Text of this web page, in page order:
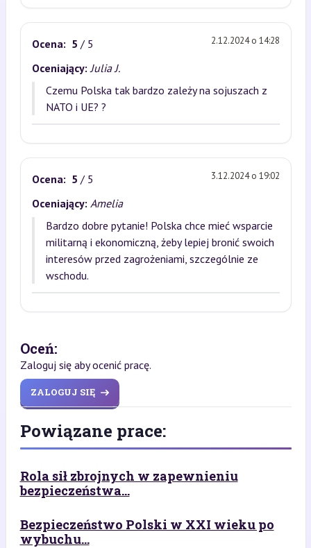
Ocena: 5 / 5 2.12.2024 o 14:28
Oceniający: Julia J.
Czemu Polska tak bardzo zależy na sojuszach z
NATO i UE? ?
Ocena: 5 / 5 3.12.2024 o 19:02
Oceniający: Amelia
Bardzo dobre pytanie! Polska chce mieć wsparcie
militarną i ekonomiczną, żeby lepiej bronić swoich
interesów przed zagrożeniami, szczególnie ze
wschodu.
Oceń:
Zaloguj się aby ocenić pracę.
ZALOGUJ SIĘ
Powiązane prace:
Rola sił zbrojnych w zapewnieniu
bezpieczeństwa...
Bezpieczeństwo Polski w XXI wieku po
wybuchu...